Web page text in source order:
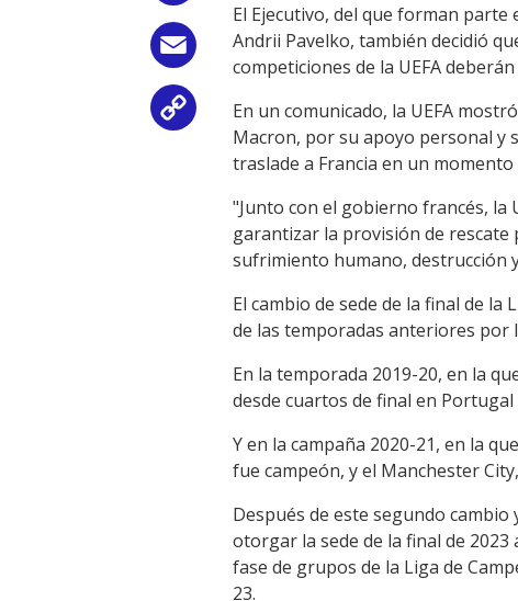
Email
Copy
Link
El Ejecutivo, del que forman parte
Andrii Pavelko, también decidió
competiciones de la UEFA
En un comunicado, la UEFA
Macron, por su apoyo personal y
traslade a Francia en un
"Junto con el gobierno francés, la
garantizar la provisión de
sufrimiento humano, destrucción
El cambio de sede de la final de la
de las temporadas anteriores por
En la temporada 2019-20, en la
desde cuartos de final en
Y en la campaña 2020-21, en la
fue campeón, y el Manchester
Después de este segundo cambio
otorgar la sede de la final de
fase de grupos de la Liga de
23.